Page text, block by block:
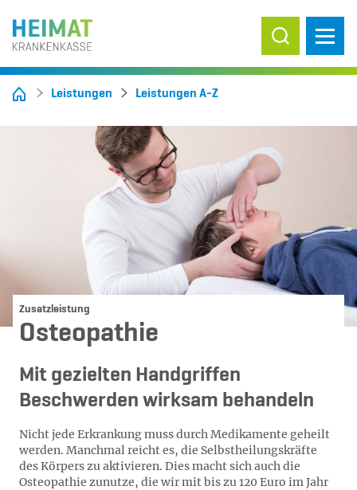
Suche ein-/
Leistungen Leistungen A-Z
Zusatzleistung
Osteopathie
Mit gezielten Handgriffen
Beschwerden wirksam behandeln
Nicht jede Erkrankung muss durch Medikamente geheilt
werden. Manchmal reicht es, die Selbstheilungskräfte
des Körpers zu aktivieren. Dies macht sich auch die
Osteopathie zunutze, die wir mit bis zu 120 Euro im Jahr